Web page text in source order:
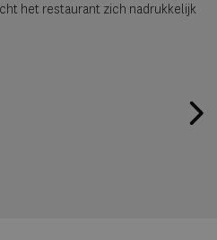
het restaurant zich nadrukkelijk